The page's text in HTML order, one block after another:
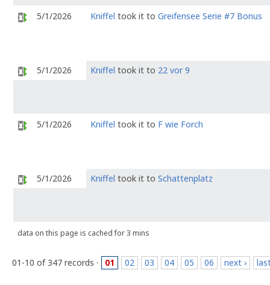
5/1/2026 Kniffel took it to Greifensee Serie #7 Bonus
5/1/2026 Kniffel took it to 22 vor 9
5/1/2026 Kniffel took it to F wie Forch
5/1/2026 Kniffel took it to Schattenplatz
data on this page is cached for 3 mins
01-10 of 347 records · 01 02 03 04 05 06 next ›